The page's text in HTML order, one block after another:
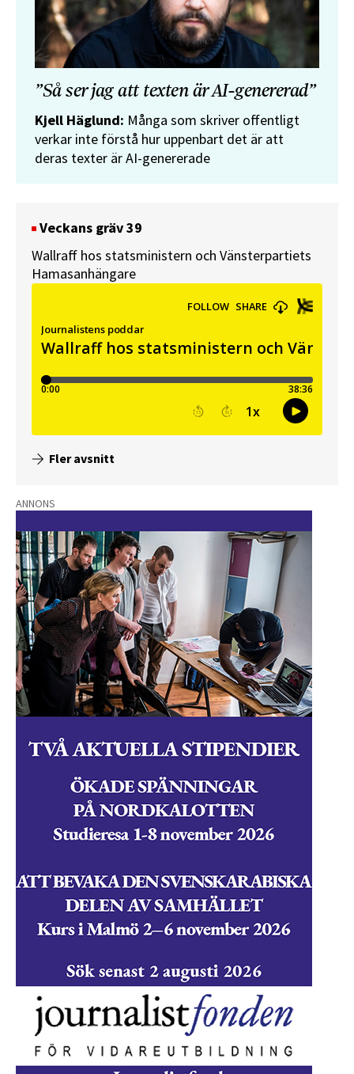
”Så ser jag att texten är AI-genererad”
Kjell Häglund: Många som skriver offentligt
verkar inte förstå hur uppenbart det är att
deras texter är AI-genererade
Veckans gräv 39
Wallraff hos statsministern och Vänsterpartiets
Hamasanhängare
Fler avsnitt
ANNONS